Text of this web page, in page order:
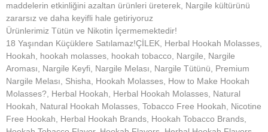
maddelerin etkinliğini azaltan ürünleri üreterek, Nargile kültürünü
zararsız ve daha keyifli hale getiriyoruz
Ürünlerimiz Tütün ve Nikotin İçermemektedir!
18 Yaşından Küçüklere Satılamaz!ÇİLEK, Herbal Hookah Molasses,
Hookah, hookah molasses, hookah tobacco, Nargile, Nargile
Aroması, Nargile Keyfi, Nargile Melası, Nargile Tütünü, Premium
Nargile Melası, Shisha, Hookah Molasses, How to Make Hookah
Molasses?, Herbal Hookah, Herbal Hookah Molasses, Natural
Hookah, Natural Hookah Molasses, Tobacco Free Hookah, Nicotine
Free Hookah, Herbal Hookah Brands, Hookah Tobacco Brands,